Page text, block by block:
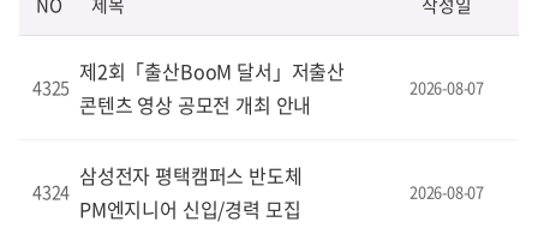
4325
제2회「출산BooM 달서」저출산
콘텐츠 영상 공모전 개최 안내
2026-08-07
4324
삼성전자 평택캠퍼스 반도체
PM엔지니어 신입/경력 모집
2026-08-07